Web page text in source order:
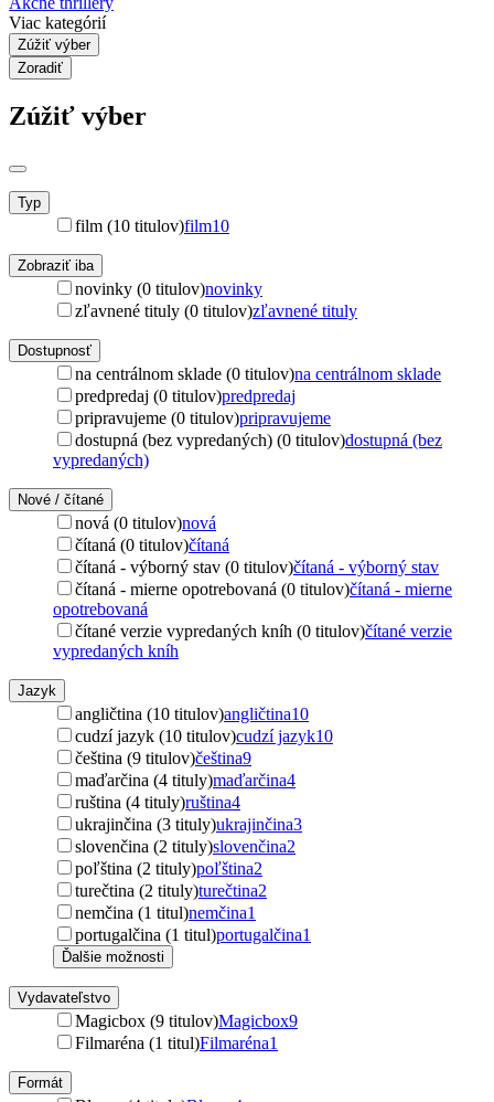
Viac kategórií
Zúžiť výber
Zoradiť
Zúžiť výber
Typ
film (10 titulov)film10
Zobraziť iba
novinky (0 titulov)novinky
zľavnené tituly (0 titulov)zľavnené tituly
Dostupnosť
na centrálnom sklade (0 titulov)na centrálnom sklade
predpredaj (0 titulov)predpredaj
pripravujeme (0 titulov)pripravujeme
dostupná (bez vypredaných) (0 titulov)dostupná (bez
vypredaných)
Nové / čítané
nová (0 titulov)nová
čítaná (0 titulov)čítaná
čítaná - výborný stav (0 titulov)čítaná - výborný stav
čítaná - mierne opotrebovaná (0 titulov)čítaná - mierne
opotrebovaná
čítané verzie vypredaných kníh (0 titulov)čítané verzie
vypredaných kníh
Jazyk
angličtina (10 titulov)angličtina10
cudzí jazyk (10 titulov)cudzí jazyk10
čeština (9 titulov)čeština9
maďarčina (4 tituly)maďarčina4
ruština (4 tituly)ruština4
ukrajinčina (3 tituly)ukrajinčina3
slovenčina (2 tituly)slovenčina2
poľština (2 tituly)poľština2
turečtina (2 tituly)turečtina2
nemčina (1 titul)nemčina1
portugalčina (1 titul)portugalčina1
Ďalšie možnosti
Vydavateľstvo
Magicbox (9 titulov)Magicbox9
Filmaréna (1 titul)Filmaréna1
Formát